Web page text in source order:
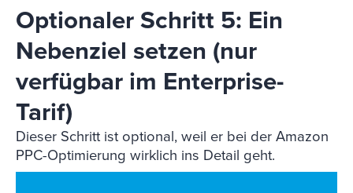
Optionaler Schritt 5: Ein
Nebenziel setzen (nur
verfügbar im Enterprise-
Tarif)
Dieser Schritt ist optional, weil er bei der Amazon
PPC-Optimierung wirklich ins Detail geht.